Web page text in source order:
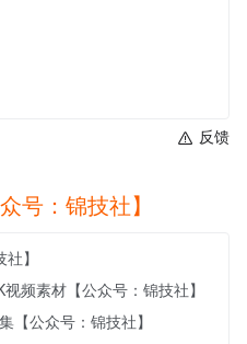
反馈
号：锦技社】
】
频素材【公众号：锦技社】
【公众号：锦技社】